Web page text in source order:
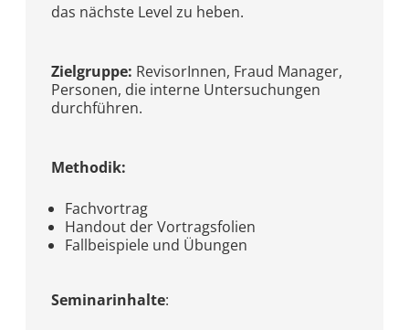
das nächste Level zu heben.
Zielgruppe: RevisorInnen, Fraud Manager,
Personen, die interne Untersuchungen
durchführen.
Methodik:
Fachvortrag
Handout der Vortragsfolien
Fallbeispiele und Übungen
Seminarinhalte: